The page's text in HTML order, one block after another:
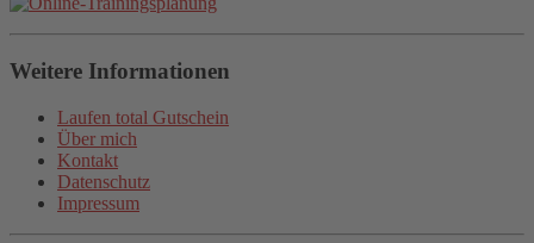
Weitere Informationen
Laufen total Gutschein
Über mich
Kontakt
Datenschutz
Impressum